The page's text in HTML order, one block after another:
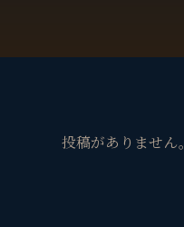
投稿がありません。